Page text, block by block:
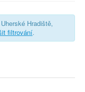
Hradiště,
filtrování.